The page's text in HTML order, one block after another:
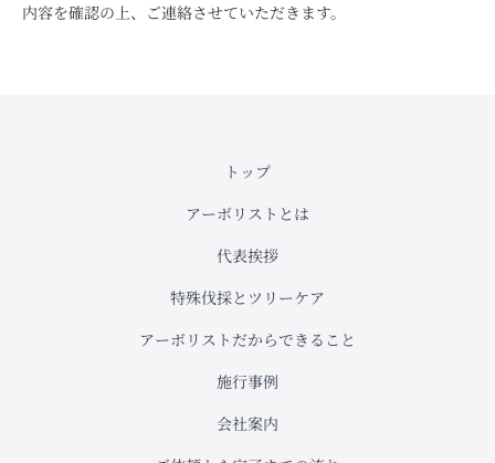
内容を確認の上、ご連絡させていただきます。
トップ
アーボリストとは
代表挨拶
特殊伐採とツリーケア
アーボリストだからできること
施行事例
会社案内